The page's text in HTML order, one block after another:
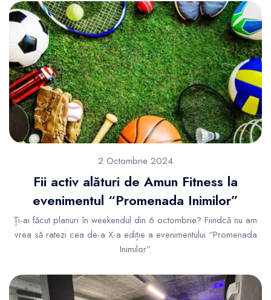
2 Octombrie 2024
Fii activ alături de Amun Fitness la
evenimentul “Promenada Inimilor”
Ți-ai făcut planuri în weekendul din 6 octombrie? Fiindcă nu am
vrea să ratezi cea de-a X-a ediție a evenimentului “Promenada
Inimilor”.